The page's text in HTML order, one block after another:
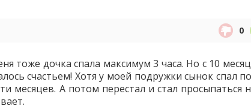
0
тоже дочка спала максимум 3 часа. Но с 10
счастьем! Хотя у моей подружки сынок спал
месяцев. А потом перестал и стал просыпаться